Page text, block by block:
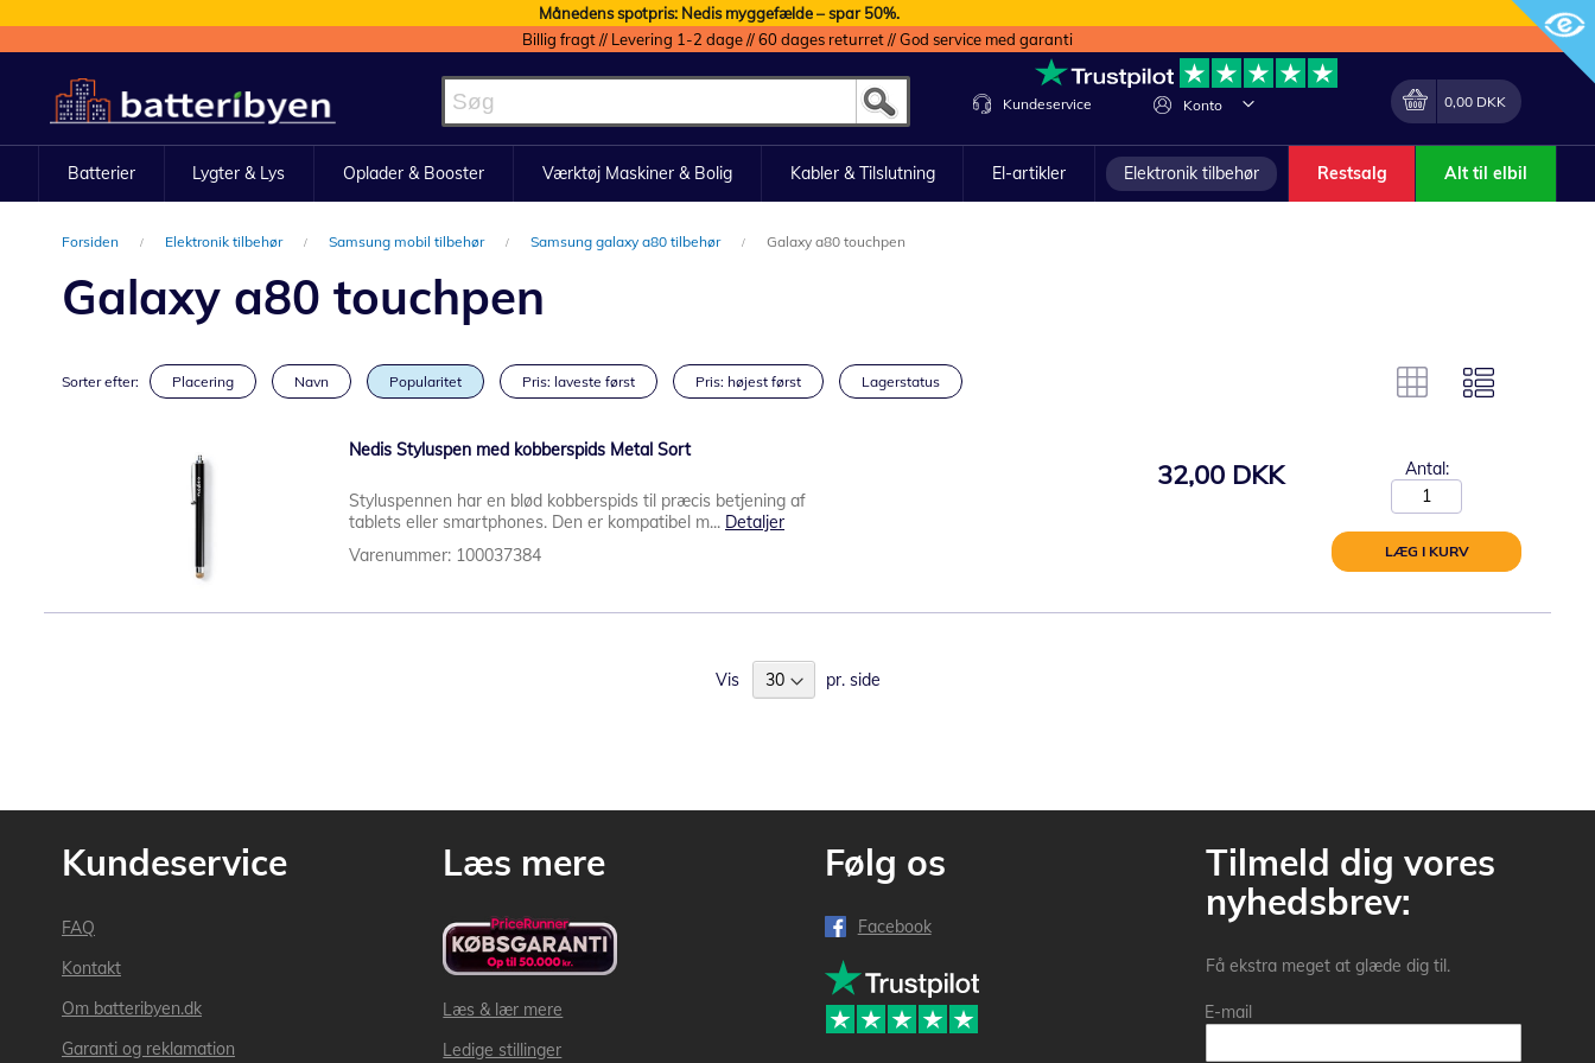
Månedens spotpris: Nedis myggefælde – spar 50%.
Billig fragt // Levering 1-2 dage // 60 dages returret // God service med garanti
to
Content
Konto
Lave
Min indkøbskurv
0,00 DKK
Kundeservice
Batterier Lygter & Lys Oplader & Booster Værktøj Maskiner & Bolig Kabler & Tilslutning El-artikler Elektronik tilbehør Restsalg Alt til elbil
Forsiden Elektronik tilbehør Samsung mobil tilbehør Samsung galaxy a80 tilbehør Galaxy a80 touchpen
Galaxy a80 touchpen
Sorter efter: Placering Navn Popularitet Pris: laveste først Pris: højest først Lagerstatus
Nedis Styluspen med kobberspids Metal Sort
Styluspennen har en blød kobberspids til præcis betjening af
tablets eller smartphones. Den er kompatibel m... Detaljer
Varenummer: 100037384
32,00 DKK Antal:
LÆG I KURV
Vis pr. side
Kundeservice
FAQ
Kontakt
Om batteribyen.dk
Garanti og reklamation
Læs mere
Læs & lær mere
Ledige stillinger
Følg os
Facebook
Tilmeld dig vores
nyhedsbrev:
Få ekstra meget at glæde dig til.
E-mail